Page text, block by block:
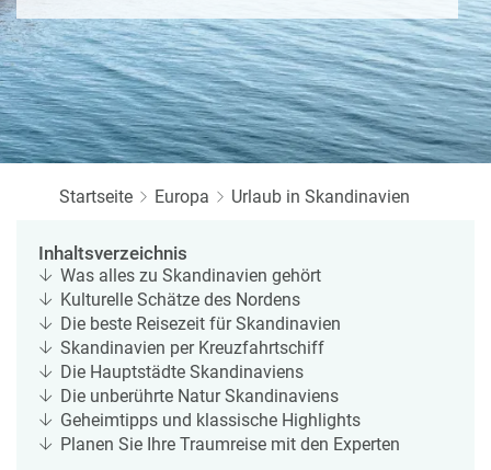
M
o
n
at
s
e
e
e
x
p
e
rt
e
n
u
z
f
a
h
rt
e
c
h
e
r
L
a
st
ut
e
U
rl
a
u
b
W
Startseite Europa Urlaub in Skandinavien
Inhaltsverzeichnis
Was alles zu Skandinavien gehört
Kulturelle Schätze des Nordens
Die beste Reisezeit für Skandinavien
Skandinavien per Kreuzfahrtschiff
Die Hauptstädte Skandinaviens
Die unberührte Natur Skandinaviens
Geheimtipps und klassische Highlights
Planen Sie Ihre Traumreise mit den Experten